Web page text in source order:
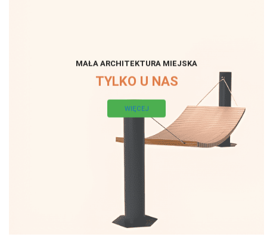
MAŁA ARCHITEKTURA MIEJSKA
TYLKO U NAS
WIĘCEJ